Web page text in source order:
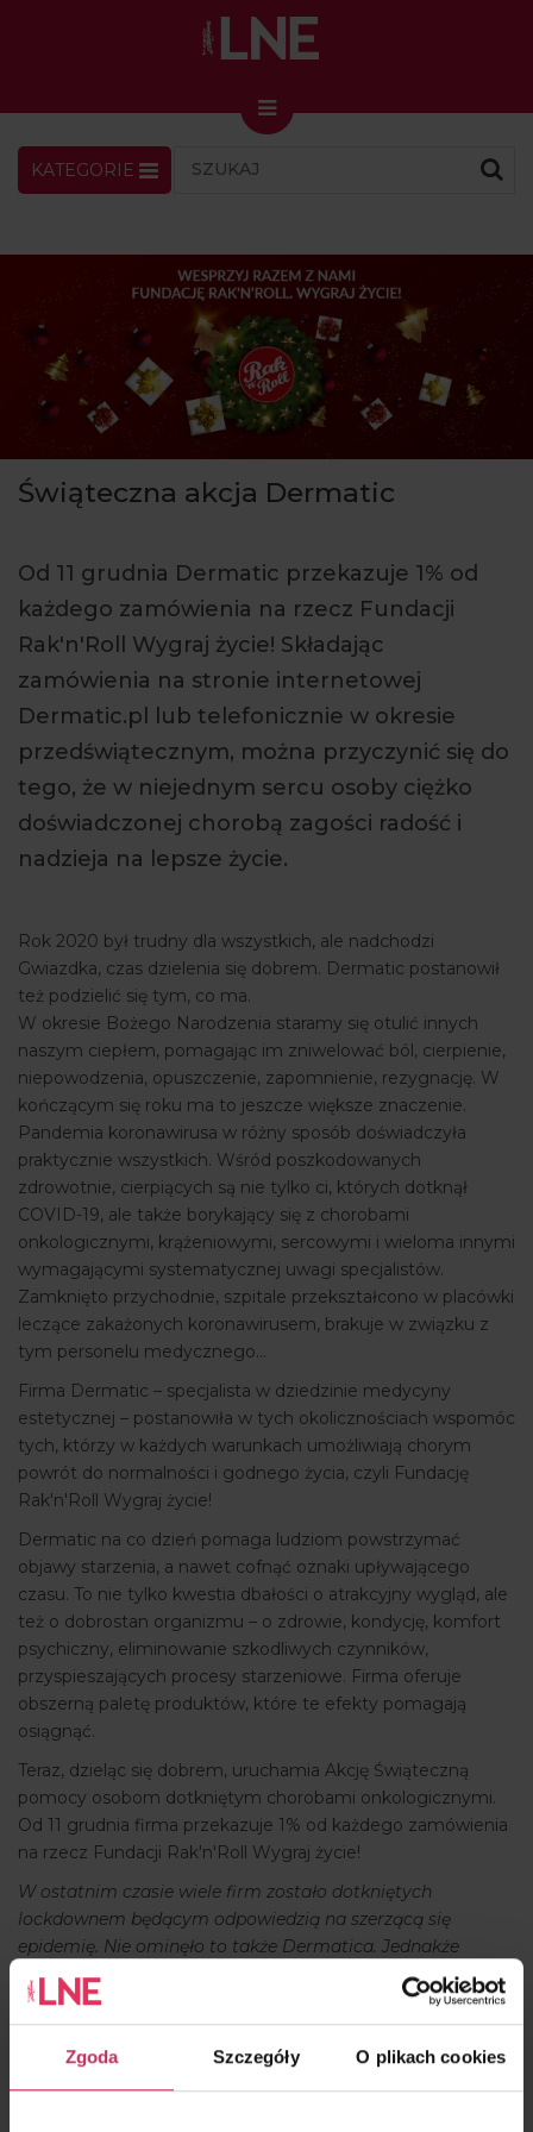
Zgoda Szczegóły O plikach cookies
LNENEWS
KONGRES I TARGI
Skin Master w Warszawie
49. edycja w Krakowie
VIDEO
PODCAST
O NAS
ARTYKUŁY
WYDARZENIA
KATEGORIE
Świąteczna akcja Dermatic
Od 11 grudnia Dermatic przekazuje 1% od
każdego zamówienia na rzecz Fundacji
Rak'n'Roll Wygraj życie! Składając
zamówienia na stronie internetowej
Dermatic.pl lub telefonicznie w okresie
przedświątecznym, można przyczynić się do
tego, że w niejednym sercu osoby ciężko
doświadczonej chorobą zagości radość i
nadzieja na lepsze życie.
Rok 2020 był trudny dla wszystkich, ale nadchodzi
Gwiazdka, czas dzielenia się dobrem. Dermatic postanowił
też podzielić się tym, co ma.
W okresie Bożego Narodzenia staramy się otulić innych
naszym ciepłem, pomagając im zniwelować ból, cierpienie,
niepowodzenia, opuszczenie, zapomnienie, rezygnację. W
kończącym się roku ma to jeszcze większe znaczenie.
Pandemia koronawirusa w różny sposób doświadczyła
praktycznie wszystkich. Wśród poszkodowanych
zdrowotnie, cierpiących są nie tylko ci, których dotknął
COVID-19, ale także borykający się z chorobami
onkologicznymi, krążeniowymi, sercowymi i wieloma innymi
wymagającymi systematycznej uwagi specjalistów.
Zamknięto przychodnie, szpitale przekształcono w placówki
leczące zakażonych koronawirusem, brakuje w związku z
tym personelu medycznego...
Firma Dermatic – specjalista w dziedzinie medycyny
estetycznej – postanowiła w tych okolicznościach wspomóc
tych, którzy w każdych warunkach umożliwiają chorym
powrót do normalności i godnego życia, czyli Fundację
Rak'n'Roll Wygraj życie!
Dermatic na co dzień pomaga ludziom powstrzymać
objawy starzenia, a nawet cofnąć oznaki upływającego
czasu. To nie tylko kwestia dbałości o atrakcyjny wygląd, ale
też o dobrostan organizmu – o zdrowie, kondycję, komfort
psychiczny, eliminowanie szkodliwych czynników,
przyspieszających procesy starzeniowe. Firma oferuje
obszerną paletę produktów, które te efekty pomagają
osiągnąć.
Teraz, dzieląc się dobrem, uruchamia Akcję Świąteczną
pomocy osobom dotkniętym chorobami onkologicznymi.
Od 11 grudnia firma przekazuje 1% od każdego zamówienia
na rzecz Fundacji Rak'n'Roll Wygraj życie!
W ostatnim czasie wiele firm zostało dotkniętych
lockdownem będącym odpowiedzią na szerzącą się
epidemię. Nie ominęło to także Dermatica. Jednakże
elastyczność w działaniu i szukanie alternatywnych
rozwiązań pozwoliły nam wyjść z tego trudnego okresu
obronną ręką. Nie zapominamy jednak o tych, których los
doświadczył szczególnie. W czasie pandemii połączmy